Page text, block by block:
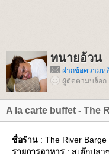
ทนายอ้วน
ฝากข้อความห
ผู้ติดตามบล็อก
A la carte buffet - The
ชื่อร้าน : The River Barge
รายการอาหาร : สเต๊กปล